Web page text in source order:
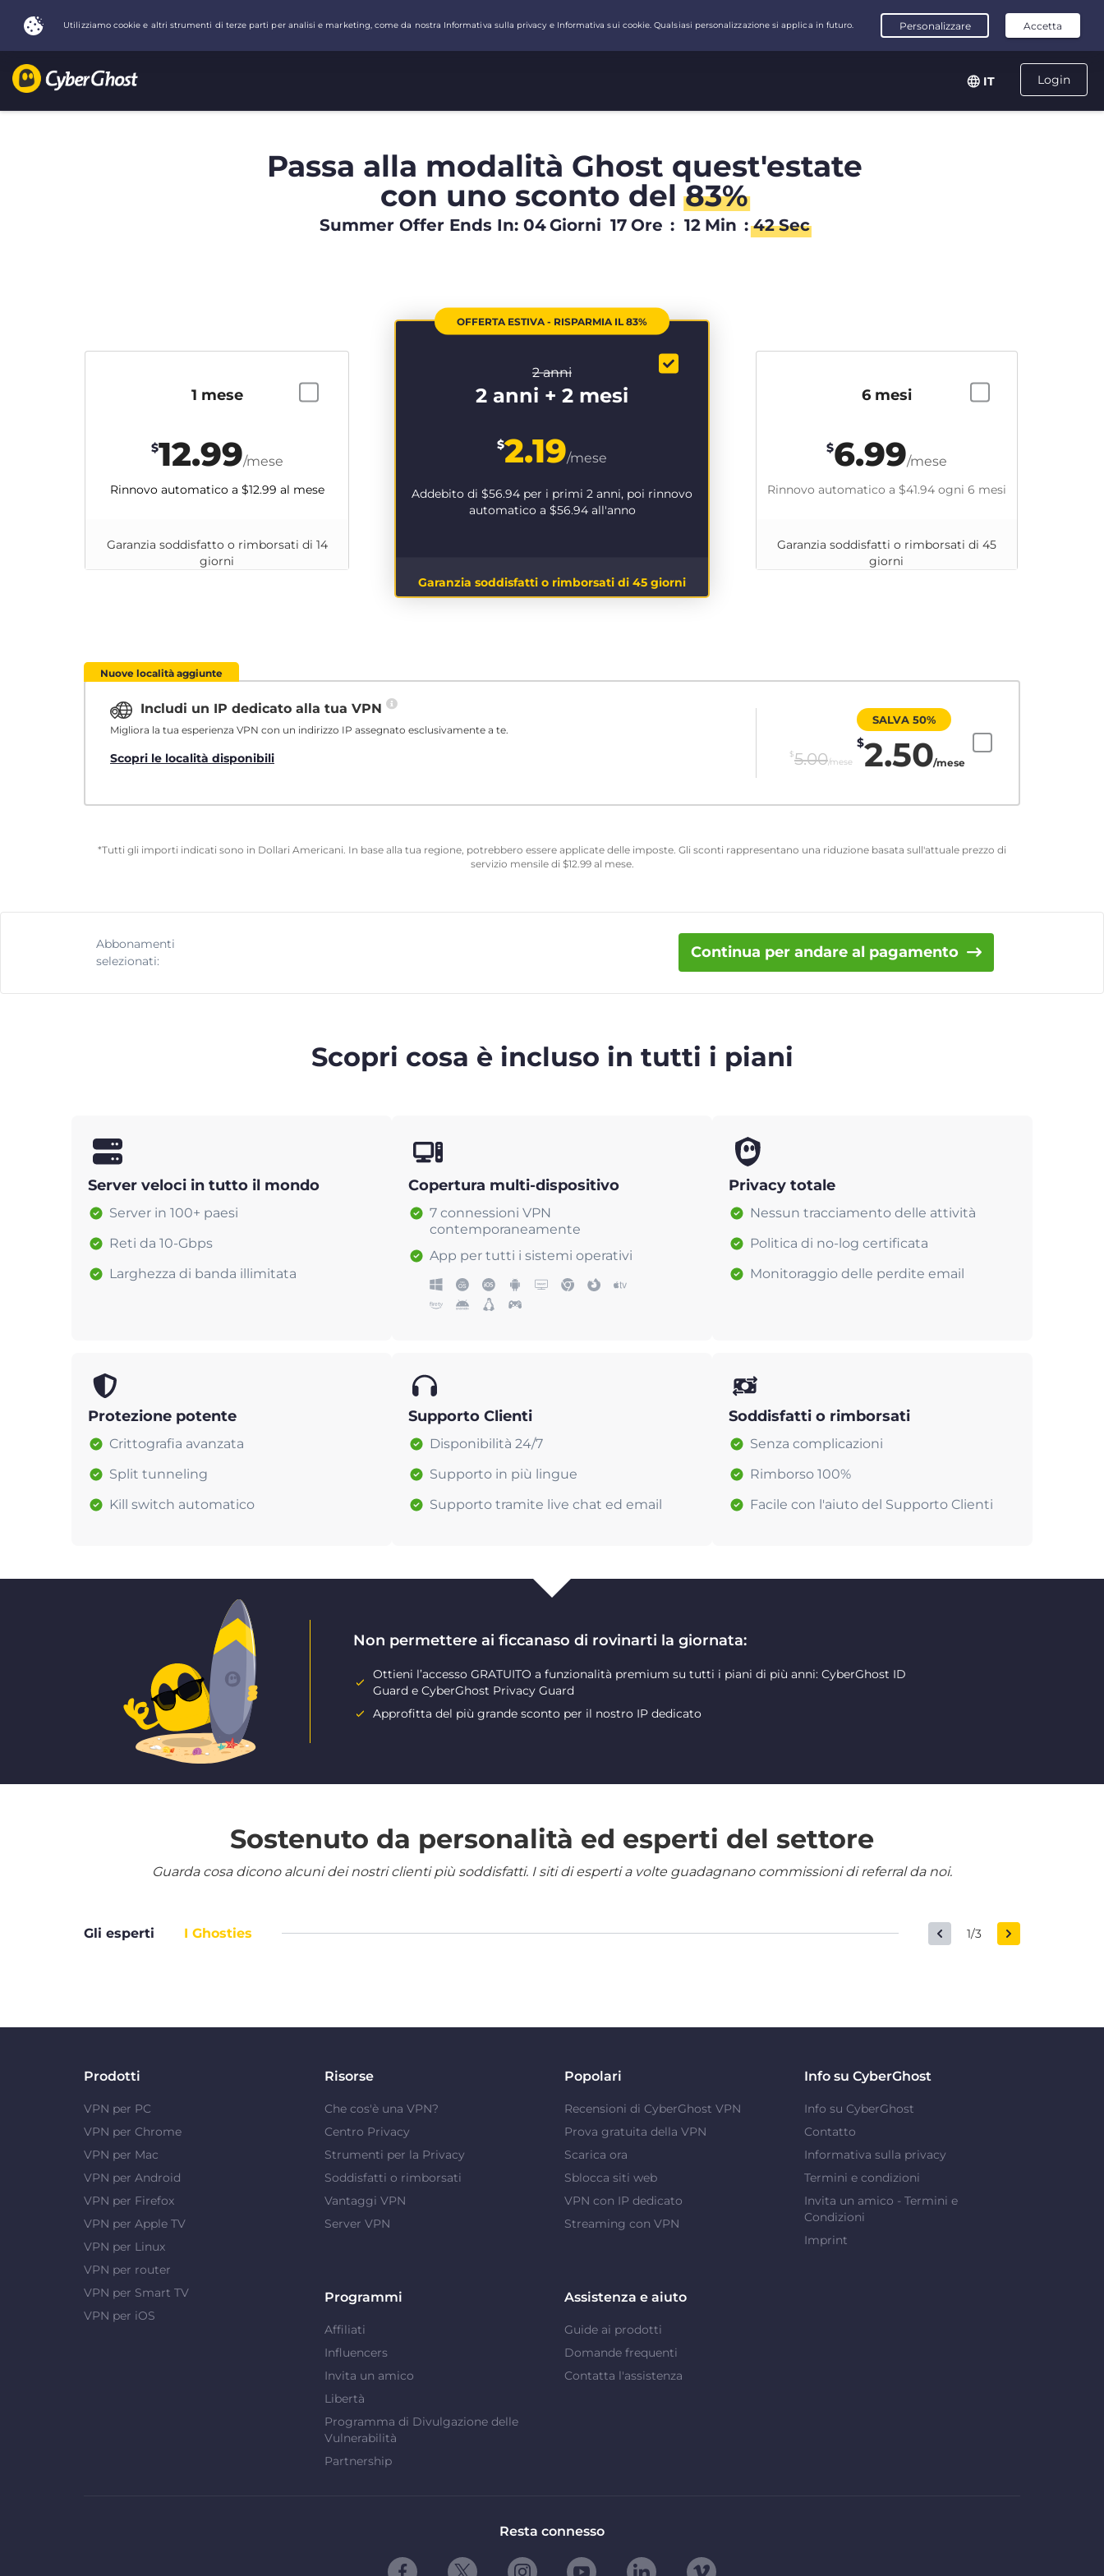
Login
IT
Passa alla modalità Ghost quest'estate
con uno sconto del83%
Summer Offer Ends In: 04Giorni 17 Ore : 12 Min : 42 Sec
OFFERTA ESTIVA - RISPARMIA IL 83%
2 anni
2 anni + 2 mesi
$2.19/mese
Addebito di $56.94 per i primi 2 anni, poi rinnovo
automatico a $56.94all'anno
Garanzia soddisfatti o rimborsati di 45 giorni
6 mesi
$6.99/mese
Rinnovo automatico a $41.94ogni 6 mesi
Garanzia soddisfatti o rimborsati di 45
giorni
1 mese
$12.99/mese
Rinnovo automatico a $12.99 al mese
Garanzia soddisfatto o rimborsati di 14
giorni
Nuove località aggiunte
Includi un IP dedicato alla tua VPN
Migliora la tua esperienza VPN con un indirizzo IP assegnato esclusivamente a te.
Scopri le località disponibili $5.00/mese
SALVA 50%
$2.50/mese
*Tutti gli importi indicati sono in Dollari Americani. In base alla tua regione, potrebbero essere applicate delle imposte. Gli sconti rappresentano una riduzione basata sull'attuale prezzo di
servizio mensile di $12.99al mese.
Abbonamenti
selezionati:
Continua per andare al pagamento
Scopri cosa è incluso in tutti i piani
Server veloci in tutto il mondo
Server in 100+ paesi
Reti da 10-Gbps
Larghezza di banda illimitata
Copertura multi-dispositivo
7 connessioni VPN
contemporaneamente
App per tutti i sistemi operativi
Privacy totale
Nessun tracciamento delle attività
Politica di no-log certificata
Monitoraggio delle perdite email
Protezione potente
Crittografia avanzata
Split tunneling
Kill switch automatico
Supporto Clienti
Disponibilità 24/7
Supporto in più lingue
Supporto tramite live chat ed email
Soddisfatti o rimborsati
Senza complicazioni
Rimborso 100%
Facile con l'aiuto del Supporto Clienti
Non permettere ai ficcanaso di rovinarti la giornata:
Ottieni l’accesso GRATUITO a funzionalità premium su tutti i piani di più anni: CyberGhost ID
Guard e CyberGhost Privacy Guard
Approfitta del più grande sconto per il nostro IP dedicato
Sostenuto da personalità ed esperti del settore
Guarda cosa dicono alcuni dei nostri clienti più soddisfatti. I siti di esperti a volte guadagnano commissioni di referral da noi.
Gli esperti I Ghosties 1/3
Prodotti
VPN per PC
VPN per Chrome
VPN per Mac
VPN per Android
VPN per Firefox
VPN per Apple TV
VPN per Linux
VPN per router
VPN per Smart TV
VPN per iOS
Risorse
Che cos'è una VPN?
Centro Privacy
Strumenti per la Privacy
Soddisfatti o rimborsati
Vantaggi VPN
Server VPN
Popolari
Recensioni di CyberGhost VPN
Prova gratuita della VPN
Scarica ora
Sblocca siti web
VPN con IP dedicato
Streaming con VPN
Info su CyberGhost
Info su CyberGhost
Contatto
Informativa sulla privacy
Termini e condizioni
Invita un amico - Termini e
Condizioni
Imprint
Programmi
Affiliati
Influencers
Invita un amico
Libertà
Programma di Divulgazione delle
Vulnerabilità
Partnership
Assistenza e aiuto
Guide ai prodotti
Domande frequenti
Contatta l'assistenza
Resta connesso